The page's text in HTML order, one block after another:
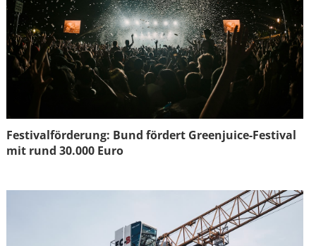
Festivalförderung: Bund fördert Greenjuice-Festival
mit rund 30.000 Euro